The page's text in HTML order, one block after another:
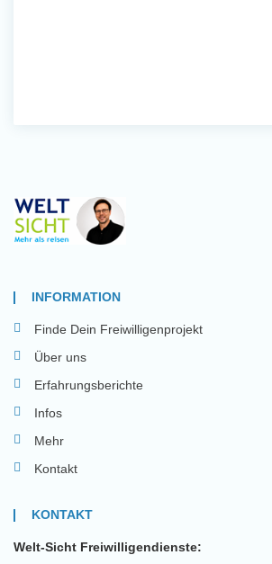
INFORMATION
Finde Dein Freiwilligenprojekt
Über uns
Erfahrungsberichte
Infos
Mehr
Kontakt
KONTAKT
Welt-Sicht Freiwilligendienste: